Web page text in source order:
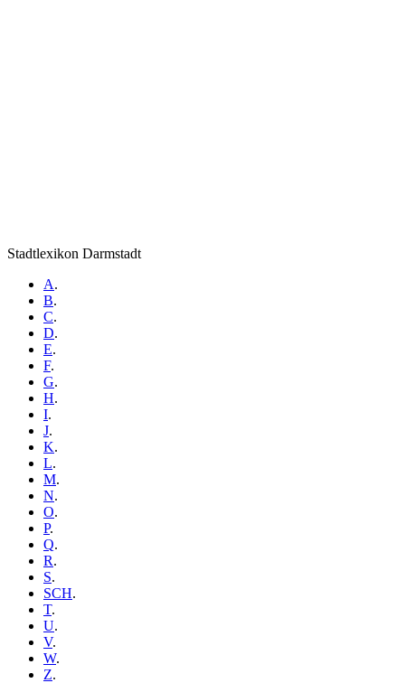
Stadtlexikon Darmstadt
A.
B.
C.
D.
E.
F.
G.
H.
I.
J.
K.
L.
M.
N.
O.
P.
Q.
R.
S.
SCH.
T.
U.
V.
W.
Z.